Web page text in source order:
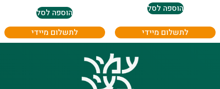
הוספה לסל
לתשלום מיידי
הוספה לסל
לתשלום מיידי